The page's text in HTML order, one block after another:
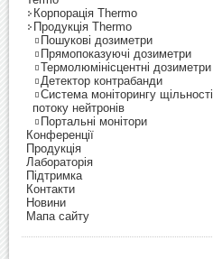
Корпорація Thermo
Продукція Thermo
Пошукові дозиметри
Прямопоказуючі дозиметри
Термолюмінісцентні дозиметри
Детектор контрабанди
Система моніторингу щільності
потоку нейтронів
Портальні монітори
Конференції
Продукція
Лабораторія
Підтримка
Контакти
Новини
Мапа сайту